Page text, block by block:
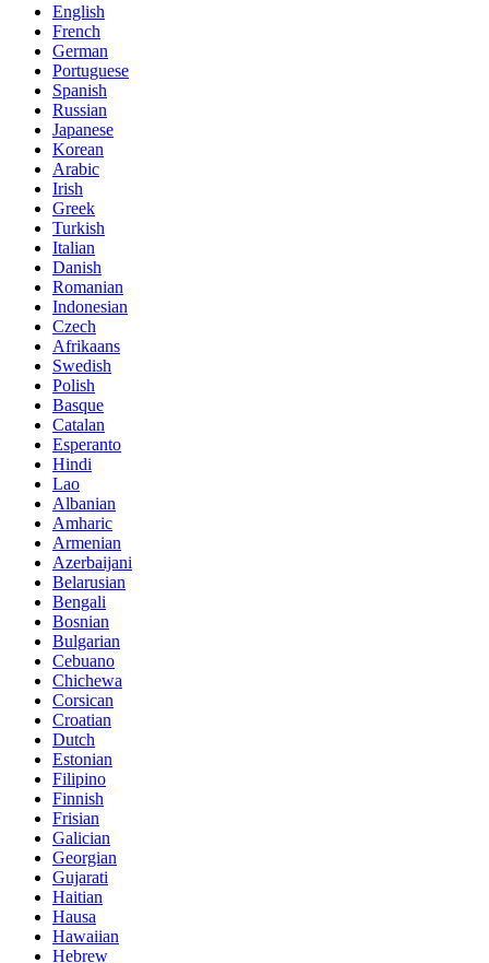
English
French
German
Portuguese
Spanish
Russian
Japanese
Korean
Arabic
Irish
Greek
Turkish
Italian
Danish
Romanian
Indonesian
Czech
Afrikaans
Swedish
Polish
Basque
Catalan
Esperanto
Hindi
Lao
Albanian
Amharic
Armenian
Azerbaijani
Belarusian
Bengali
Bosnian
Bulgarian
Cebuano
Chichewa
Corsican
Croatian
Dutch
Estonian
Filipino
Finnish
Frisian
Galician
Georgian
Gujarati
Haitian
Hausa
Hawaiian
Hebrew